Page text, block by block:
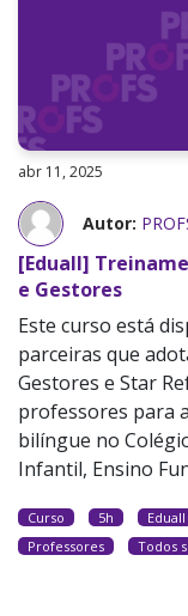
abr 11, 2025
Autor:
[Eduall]
e Gestores
Este curso está
parceiras que
Gestores e Star
professores para
bilíngue no
Infantil, Ensino
Curso 5h Eduall
Professores
Todos